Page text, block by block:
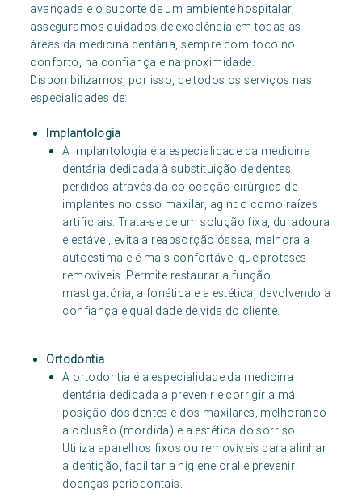
avançada e o suporte de um ambiente hospitalar,
asseguramos cuidados de excelência em todas as
áreas da medicina dentária, sempre com foco no
conforto, na confiança e na proximidade.
Disponibilizamos, por isso, de todos os serviços nas
especialidades de:
Implantologia
A implantologia é a especialidade da medicina
dentária dedicada à substituição de dentes
perdidos através da colocação cirúrgica de
implantes no osso maxilar, agindo como raízes
artificiais. Trata-se de um solução fixa, duradoura
e estável, evita a reabsorção óssea, melhora a
autoestima e é mais confortável que próteses
removíveis. Permite restaurar a função
mastigatória, a fonética e a estética, devolvendo a
confiança e qualidade de vida do cliente.
Ortodontia
A ortodontia é a especialidade da medicina
dentária dedicada a prevenir e corrigir a má
posição dos dentes e dos maxilares, melhorando
a oclusão (mordida) e a estética do sorriso.
Utiliza aparelhos fixos ou removíveis para alinhar
a dentição, facilitar a higiene oral e prevenir
doenças periodontais.